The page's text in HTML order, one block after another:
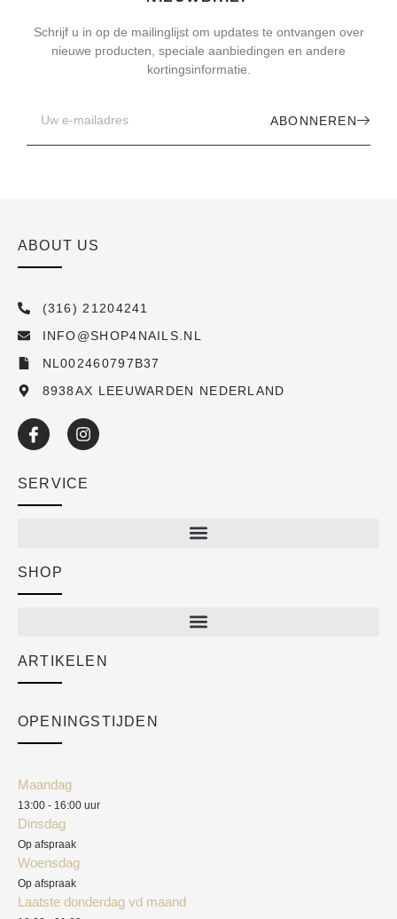
Schrijf u in op de mailinglijst om updates te ontvangen over
nieuwe producten, speciale aanbiedingen en andere
kortingsinformatie.
ABONNEREN
ABOUT US
(316) 21204241
INFO@SHOP4NAILS.NL
NL002460797B37
8938AX LEEUWARDEN NEDERLAND
SERVICE
Academy
SHOP
ARTIKELEN
OPENINGSTIJDEN
Maandag
13:00 - 16:00 uur
Dinsdag
Op afspraak
Woensdag
Op afspraak
Laatste donderdag vd maand